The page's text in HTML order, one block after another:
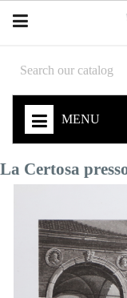
MENU
La Certosa